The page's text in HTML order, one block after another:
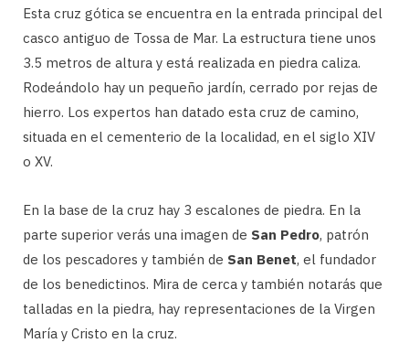
Esta cruz gótica se encuentra en la entrada principal del
casco antiguo de Tossa de Mar. La estructura tiene unos
3.5 metros de altura y está realizada en piedra caliza.
Rodeándolo hay un pequeño jardín, cerrado por rejas de
hierro. Los expertos han datado esta cruz de camino,
situada en el cementerio de la localidad, en el siglo XIV
o XV.
En la base de la cruz hay 3 escalones de piedra. En la
parte superior verás una imagen de San Pedro, patrón
de los pescadores y también de San Benet, el fundador
de los benedictinos. Mira de cerca y también notarás que
talladas en la piedra, hay representaciones de la Virgen
María y Cristo en la cruz.